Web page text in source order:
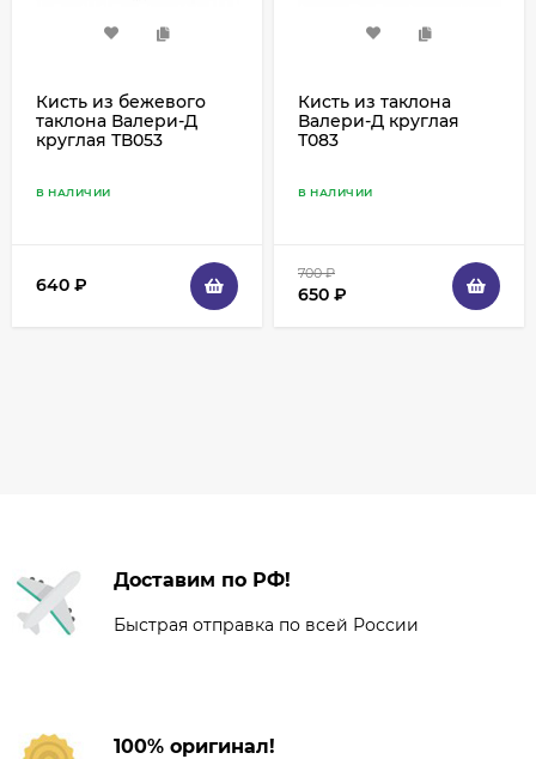
Кисть из бежевого
таклона Валери-Д
круглая ТВ053
В НАЛИЧИИ
640 ₽
Кисть из таклона
Валери-Д круглая
Т083
В НАЛИЧИИ
700₽
650 ₽
Доставим по РФ!
Быстрая отправка по всей России
100% оригинал!